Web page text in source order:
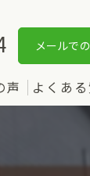
メールで
声 よくあ